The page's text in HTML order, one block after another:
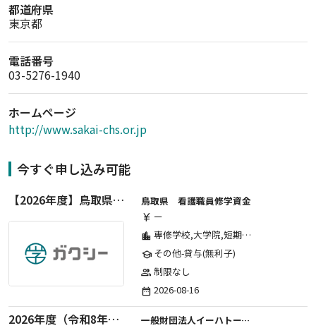
都道府県
東京都
電話番号
03-5276-1940
ホームページ
http://www.sakai-chs.or.jp
今すぐ申し込み可能
【2026年度】鳥取県看護職員修学資金-新規申込み
鳥取県 看護職員修学資金
currency_yen ー
location_city 専修学校,大学院,短期大学,高等学校,高等専門学校,その他,大学
schoolその他-貸与(無利子)
group 制限なし
date_range 2026-08-16
2026年度（令和8年度）第２期 一般財団法人イーハトーブ育英会奨学生募集（給付型） 日本国内及び海外の大学・大学院に自宅外通学をする学生に生活費の一部(家賃半額相当)を給付【岩手県が本籍地の大学生または大学院生対象】
一般財団法人イーハトーブ育英会